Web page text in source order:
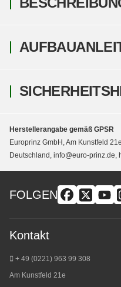
Herstellerangabe gemäß GPSR
Europrinz GmbH, Am Kunstfeld
Deutschland, info@euro-prinz.de,
FOLGEN
Kontakt
+ 49 (0221) 963 99 308
Am Kunstfeld 21e